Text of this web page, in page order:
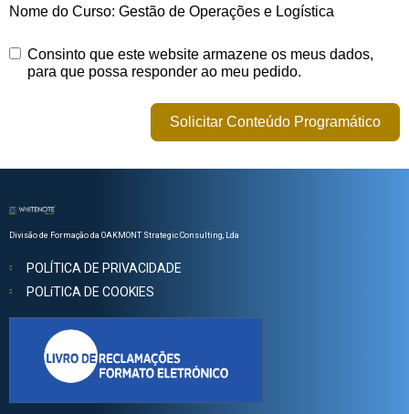
Nome do Curso: Gestão de Operações e Logística
Consinto que este website armazene os meus dados,
para que possa responder ao meu pedido.
Solicitar Conteúdo Programático
Divisão de Formação da OAKMONT Strategic Consulting, Lda
POLÍTICA DE PRIVACIDADE
POLíTICA DE COOKIES